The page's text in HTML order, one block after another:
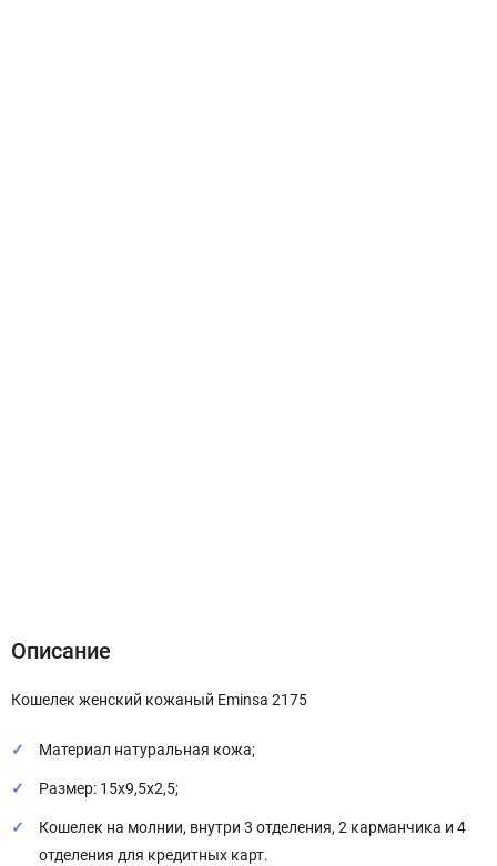
Описание
Кошелек женский кожаный Eminsa 2175
Материал натуральная кожа;
Размер: 15х9,5х2,5;
Кошелек на молнии, внутри 3 отделения, 2 карманчика и 4
отделения для кредитных карт.